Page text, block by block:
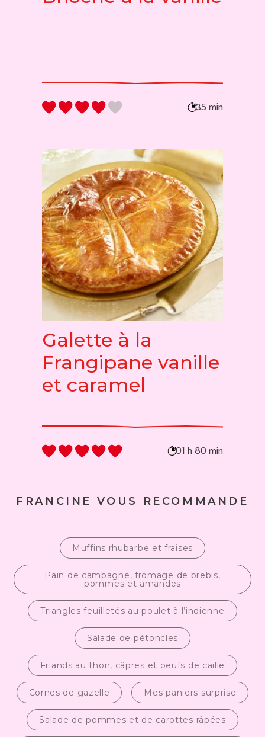
35 min
Galette à la
Frangipane vanille
et caramel
01 h 80 min
FRANCINE VOUS RECOMMANDE
Muffins rhubarbe et fraises
Pain de campagne, fromage de brebis,
pommes et amandes
Triangles feuilletés au poulet à l’indienne
Salade de pétoncles
Friands au thon, câpres et oeufs de caille
Cornes de gazelle Mes paniers surprise
Salade de pommes et de carottes râpées